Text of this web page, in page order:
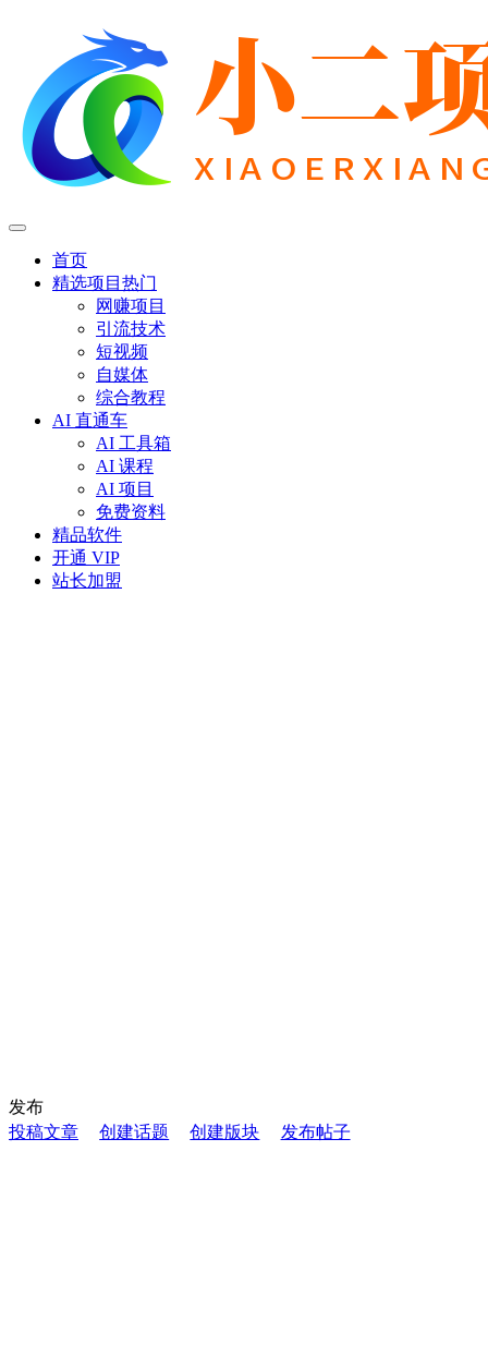
首页
精选项目 热门
网赚项目
引流技术
短视频
自媒体
综合教程
AI 直通车
AI 工具箱
AI 课程
AI 项目
免费资料
精品软件
开通 VIP
站长加盟
发布
投稿文章
创建话题 创建版块 发布帖子